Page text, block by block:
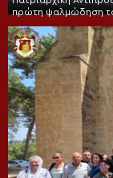
πρώτη ψαλμώδηση